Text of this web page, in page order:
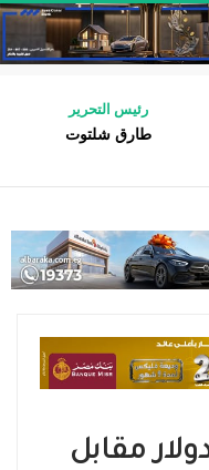
رئيس التحرير
طارق شلتوت
مقابل